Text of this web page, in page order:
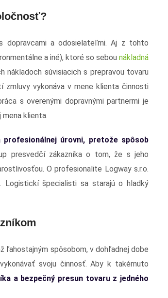
dopravcami a odosielateľmi. Aj z tohto
a iné), ktoré so sebou nákladná
nákladoch súvisiacich s prepravou tovaru
vykonáva v mene klienta činnosti
s overenými dopravnými partnermi je
mena klienta.
úrovni, pretože spôsob
presvedčí zákazníka o tom, že s jeho
O profesionalite Logway s.r.o.
Logistickí špecialisti sa starajú o hladký
ľahostajným spôsobom, v dohľadnej dobe
svoju činnosť. Aby k takémuto
a bezpečný presun tovaru z jedného